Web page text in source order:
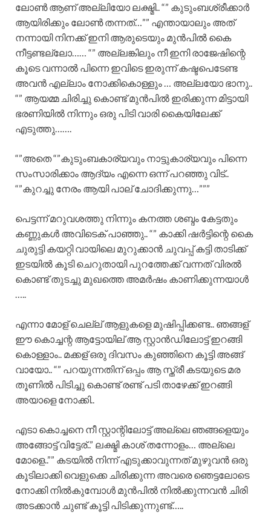
ലോൺ ആണ് അല്ലിയോ ലക്ഷ്മി.. “” കുടുംബശ്രീക്കാർ
ആയിരിക്കും ലോൺ തന്നത്…”” എന്തായാലും അത്
നന്നായി നിനക്ക് ഇനി ആരുടെയും മുൻപിൽ കൈ
നീട്ടണ്ടല്ലോ…… “” അല്ലങ്കിലും നീ ഇനി രാജേഷിന്റെ
കൂടെ വന്നാൽ പിന്നെ ഇവിടെ ഇരുന്ന് കഷ്ടപെടേണ്ട
അവൻ എല്ലാം നോക്കികൊള്ളും … അല്ലയോ ഭാനു..
“” ആയമ്മ ചിരിച്ചു കൊണ്ട് മുൻപിൽ ഇരിക്കുന്ന മിട്ടായി
ഭരണിയിൽ നിന്നും ഒരു പിടി വാരി കൈയിലേക്ക്
എടുത്തു…….
“”അതെ “”കുടുംബകാര്യവും നാട്ടുകാര്യവും പിന്നെ
സംസാരിക്കാം ആദ്യം എന്നെ ഒന്ന് പറഞ്ഞു വിട്..
“”കുറച്ചു നേരം ആയി പാല് ചോദിക്കുന്നു…”””
പെട്ടന്ന് മറുവശത്തു നിന്നും കനത്ത ശബ്ദം കേട്ടതും
കണ്ണുകൾ അവിടെക് പാഞ്ഞു.. “” കാക്കി ഷർട്ടിന്റെ കൈ
ചുരുട്ടി കയറ്റി വായിലെ മുറുക്കാൻ ചുവപ്പ് കട്ടി താടിക്ക്
ഇടയിൽ കൂടി ചെറുതായി പുറത്തേക്ക് വന്നത് വിരൽ
കൊണ്ട് തുടച്ചു മുഖത്തെ അമർഷം കാണിക്കുന്നയാൾ
…..
എന്നാ മോള് ചെല്ല് ആളുകളെ മുഷിപ്പിക്കണ്ട.. ഞങ്ങള്
ഈ കൊച്ചന്റ ആട്ടോയില് ആ സ്റ്റാൻഡിലോട്ട് ഇറങ്ങി
കൊള്ളാം.. മക്കള് ഒരു ദിവസം കുഞ്ഞിനെ കൂട്ടി അങ്ങ്
വായോ.. “” പറയുന്നതിന് ഒപ്പം ആ സ്ത്രീ കടയുടെ മര
തൂണിൽ പിടിച്ചു കൊണ്ട് രണ്ട് പടി താഴേക്ക് ഇറങ്ങി
അയാളെ നോക്കി..
എടാ കൊച്ചനെ നീ സ്റ്റാന്റിലോട്ട് അല്ലെ ഞങ്ങളെയും
അങ്ങോട്ട് വിട്ടേര്..” ലക്ഷ്മി കാശ് തന്നോളം… അല്ലെ
മോളെ..”” കടയിൽ നിന്ന് എടുക്കാവുന്നത് മുഴുവൻ ഒരു
കൂടിലാക്കി വെളുക്കെ ചിരിക്കുന്ന അവരെ ഞെട്ടലോടെ
നോക്കി നിൽകുമ്പോൾ മുൻപിൽ നിൽക്കുന്നവൻ ചിരി
അടക്കാൻ ചുണ്ട് കൂട്ടി പിടിക്കുന്നുണ്ട്…..